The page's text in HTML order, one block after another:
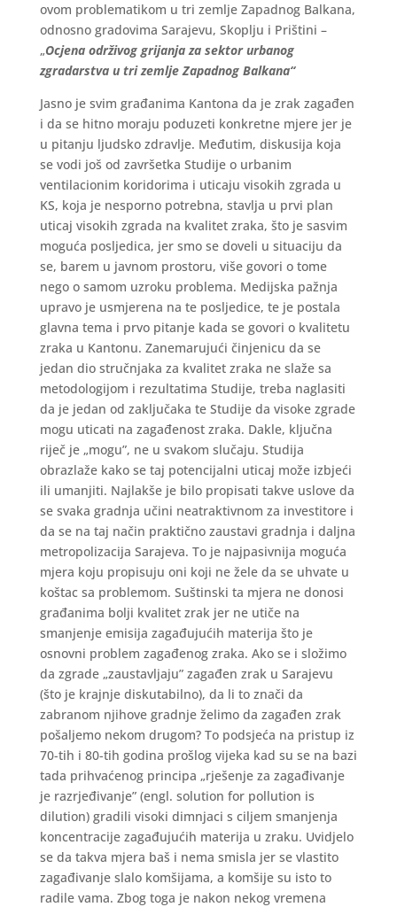
ovom problematikom u tri zemlje Zapadnog Balkana,
odnosno gradovima Sarajevu, Skoplju i Prištini –
„Ocjena održivog grijanja za sektor urbanog
zgradarstva u tri zemlje Zapadnog Balkana“
Jasno je svim građanima Kantona da je zrak zagađen
i da se hitno moraju poduzeti konkretne mjere jer je
u pitanju ljudsko zdravlje. Međutim, diskusija koja
se vodi još od završetka Studije o urbanim
ventilacionim koridorima i uticaju visokih zgrada u
KS, koja je nesporno potrebna, stavlja u prvi plan
uticaj visokih zgrada na kvalitet zraka, što je sasvim
moguća posljedica, jer smo se doveli u situaciju da
se, barem u javnom prostoru, više govori o tome
nego o samom uzroku problema. Medijska pažnja
upravo je usmjerena na te posljedice, te je postala
glavna tema i prvo pitanje kada se govori o kvalitetu
zraka u Kantonu. Zanemarujući činjenicu da se
jedan dio stručnjaka za kvalitet zraka ne slaže sa
metodologijom i rezultatima Studije, treba naglasiti
da je jedan od zaključaka te Studije da visoke zgrade
mogu uticati na zagađenost zraka. Dakle, ključna
riječ je „mogu”, ne u svakom slučaju. Studija
obrazlaže kako se taj potencijalni uticaj može izbjeći
ili umanjiti. Najlakše je bilo propisati takve uslove da
se svaka gradnja učini neatraktivnom za investitore i
da se na taj način praktično zaustavi gradnja i daljna
metropolizacija Sarajeva. To je najpasivnija moguća
mjera koju propisuju oni koji ne žele da se uhvate u
koštac sa problemom. Suštinski ta mjera ne donosi
građanima bolji kvalitet zrak jer ne utiče na
smanjenje emisija zagađujućih materija što je
osnovni problem zagađenog zraka. Ako se i složimo
da zgrade „zaustavljaju” zagađen zrak u Sarajevu
(što je krajnje diskutabilno), da li to znači da
zabranom njihove gradnje želimo da zagađen zrak
pošaljemo nekom drugom? To podsjeća na pristup iz
70-tih i 80-tih godina prošlog vijeka kad su se na bazi
tada prihvaćenog principa „rješenje za zagađivanje
je razrjeđivanje” (engl. solution for pollution is
dilution) gradili visoki dimnjaci s ciljem smanjenja
koncentracije zagađujućih materija u zraku. Uvidjelo
se da takva mjera baš i nema smisla jer se vlastito
zagađivanje slalo komšijama, a komšije su isto to
radile vama. Zbog toga je nakon nekog vremena